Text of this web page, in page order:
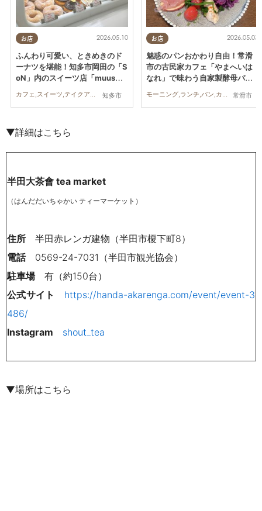
お店
知多市
2026.05.10
ふんわり可愛い、ときめきのド
ーナツを堪能！知多市岡田の「S
oN」内のスイーツ店「muus」
お店
常滑市
2026.05.03
魅惑のパンおかわり自由！常滑
市の古民家カフェ「やまへいは
なれ」で味わう自家製酵母パン
のお洒落ランチ
▼詳細はこちら
半田大茶會 tea market
（はんだだいちゃかい ティーマーケット）
住所 半田赤レンガ建物（半田市榎下町8）
電話0569-24-7031（半田市観光協会）
駐車場有（約150台）
公式サイト
https://handa-akarenga.com/event/event-3
486/
Instagram
shout_tea
▼場所はこちら